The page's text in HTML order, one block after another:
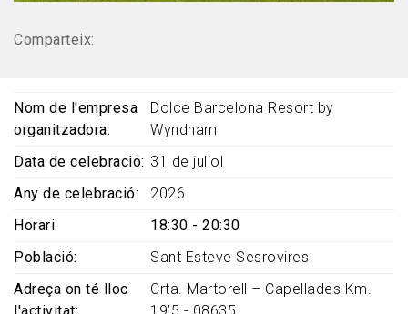
Comparteix:
Nom de l'empresa
organitzadora
Dolce Barcelona Resort by
Wyndham
Data de celebració 31 de juliol
Any de celebració
2026
Horari
18:30 - 20:30
Població
Sant Esteve Sesrovires
Adreça on té lloc
Crta. Martorell – Capellades Km.